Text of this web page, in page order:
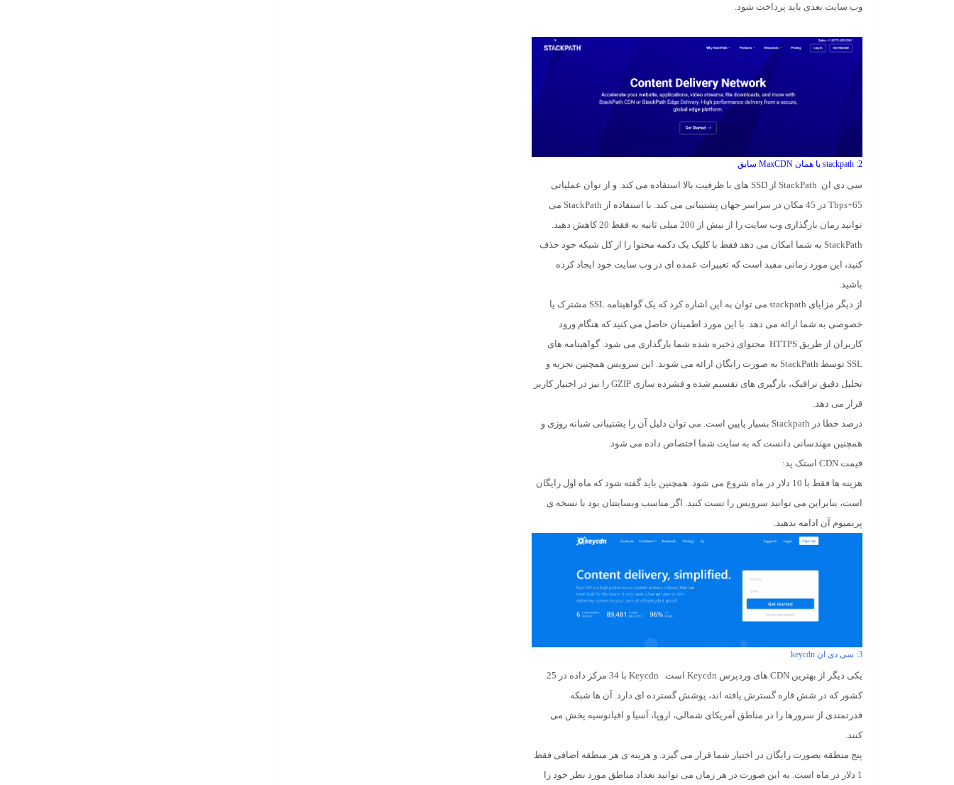
وب سایت بعدی باید پرداخت شود.
2: stackpath یا همان MaxCDN سابق
سی دی ان StackPath
از SSD های با ظرفیت بالا استفاده می کند. و از توان عملیاتی
65+Tbps در 45 مکان در سراسر جهان پشتیبانی می کند. با استفاده از
StackPath می
توانید زمان بارگذاری وب سایت را از بیش از 200 میلی ثانیه به فقط 20 کاهش دهید.
StackPath به شما امکان می دهد فقط با کلیک یک دکمه محتوا را از کل شبکه خود حذف
کنید، این مورد زمانی مفید است که تغییرات عمده ای در وب سایت خود ایجاد کرده
باشید.
از دیگر مزایای stackpath
می توان به این اشاره کرد که یک گواهینامه SSL مشترک یا
خصوصی به شما ارائه می دهد. با این مورد اطمینان حاصل می کنید که هنگام ورود
کاربران از طریق HTTPS محتوای ذخیره شده شما بارگذاری می شود. گواهینامه های
SSL توسط
StackPath به صورت رایگان ارائه می شوند. این سرویس همچنین تجزیه و
تحلیل دقیق ترافیک، بارگیری های تقسیم شده و فشرده سازی GZIP را نیز در اختیار کاربر
قرار می دهد.
درصد خطا در Stackpath بسیار پایین است. می توان دلیل آن را پشتیبانی شبانه روزی و
همچنین مهندسانی دانست که به سایت شما اختصاص داده می شود.
قیمت CDN استک پد:
هزینه ها فقط با 10 دلار در ماه شروع می شود. همچنین باید گفته شود که ماه اول رایگان
است، بنابراین می توانید سرویس را تست کنید. اگر مناسب وبسایتتان بود با نسخه ی
پریمیوم آن ادامه بدهید.
3: سی دی ان keycdn
یکی دیگر از بهترین های وردپرس Keycdn است. Keycdn
با 34 مرکز داده در 25
کشور که در شش قاره گسترش یافته اند، پوشش گسترده ای دارد. آن ها شبکه
قدرتمندی از سرورها را در مناطق آمریکای شمالی، اروپا، آسیا و اقیانوسیه پخش می
کنند.
پنج منطقه بصورت رایگان در اختیار شما قرار می گیرد. و هزینه ی هر منطقه اضافی فقط
1 دلار در ماه است. به این صورت در هر زمان می توانید تعداد مناطق مورد نظر خود را